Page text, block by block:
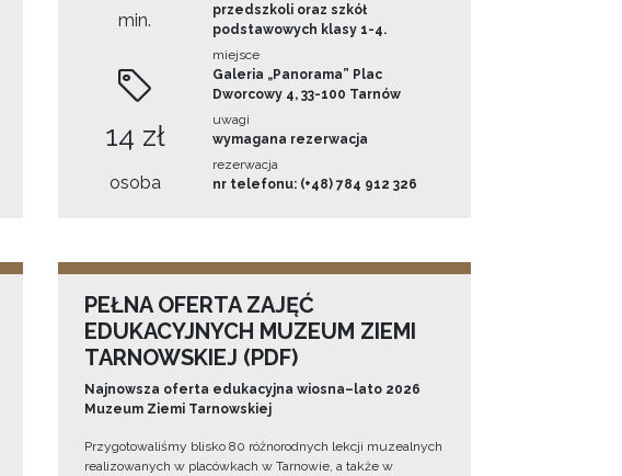
min.
14 zł
osoba
przedszkoli oraz szkół
podstawowych klasy 1-4.
miejsce
Galeria „Panorama” Plac
Dworcowy 4, 33-100 Tarnów
uwagi
wymagana rezerwacja
rezerwacja
nr telefonu: (+48) 784 912 326
PEŁNA OFERTA ZAJĘĆ
EDUKACYJNYCH MUZEUM ZIEMI
TARNOWSKIEJ (PDF)
Najnowsza oferta edukacyjna wiosna–lato 2026
Muzeum Ziemi Tarnowskiej
Przygotowaliśmy blisko 80 różnorodnych lekcji muzealnych
realizowanych w placówkach w Tarnowie, a także w